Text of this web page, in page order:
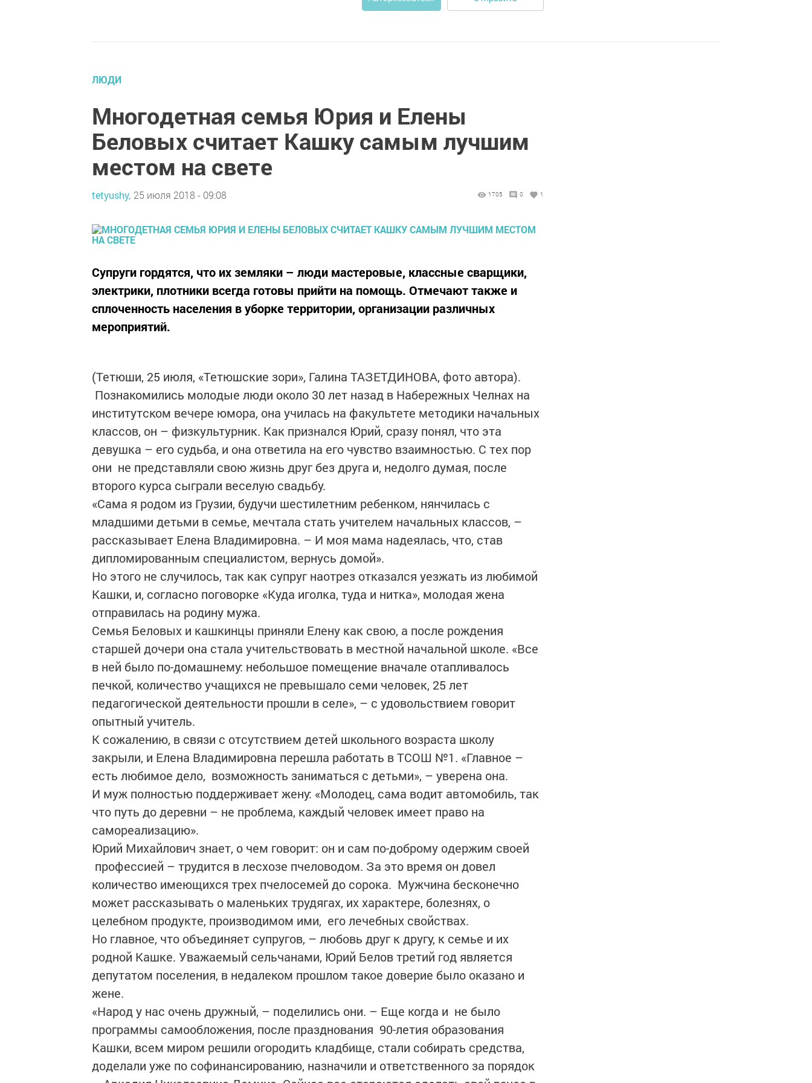
ЛЮДИ
Многодетная семья Юрия и Елены
Беловых считает Кашку самым лучшим
местом на свете
tetyushy, 25 июля 2018 - 09:08 1705 0 1
Супруги гордятся, что их земляки – люди мастеровые, классные сварщики,
электрики, плотники всегда готовы прийти на помощь. Отмечают также и
сплоченность населения в уборке территории, организации различных
мероприятий.
(Тетюши, 25 июля, «Тетюшские зори», Галина ТАЗЕТДИНОВА, фото автора).
Познакомились молодые люди около 30 лет назад в Набережных Челнах на
институтском вечере юмора, она училась на факультете методики начальных
классов, он – физкультурник. Как признался Юрий, сразу понял, что эта
девушка – его судьба, и она ответила на его чувство взаимностью. С тех пор
они не представляли свою жизнь друг без друга и, недолго думая, после
второго ­курса сыграли веселую свадьбу.
«Сама я родом из Грузии, будучи шестилетним ребенком, нянчилась с
младшими детьми в семье, мечтала стать учителем начальных классов, –
рассказывает Елена Владимировна. – И моя мама надеялась, что, став
дипломированным специалистом, ­вернусь домой».
Но этого не случилось, так как супруг наотрез отказался уезжать из любимой
Кашки, и, согласно поговорке «Куда иголка, туда и нитка», молодая жена
отправилась на родину мужа.
Семья Беловых и кашкинцы приняли Елену как свою, а после рождения
старшей дочери она стала учительствовать в местной начальной школе. «Все
в ней было по-домашнему: небольшое помещение вначале отап­ливалось
печкой, количество учащихся не превышало семи человек, 25 лет
педагогической деятельности прошли в селе», – с удовольствием говорит
опытный учитель.
К сожалению, в связи с отсутствием детей школьного возраста школу
закрыли, и Елена Владимировна перешла работать в ТСОШ №1. «Главное –
есть любимое дело, возможность заниматься с детьми», – уверена она.
И муж полностью поддерживает жену: «Молодец, сама водит автомобиль, так
что путь до деревни – не проблема, каждый человек имеет право на
самореализацию».
Юрий Михайлович знает, о чем говорит: он и сам по-доброму одержим своей
профессией – трудится в лесхозе пчеловодом. За это время он довел
количество имеющихся трех пчелосемей до сорока. Мужчина бесконечно
может рассказывать о маленьких трудягах, их характере, болезнях, о
целебном продукте, производимом ими, его лечебных свойствах.
Но главное, что объединяет супругов, – любовь друг к другу, к семье и их
родной Кашке. Уважаемый сельчанами, Юрий Белов третий год является
депутатом поселения, в недалеком прошлом такое доверие было оказано и
жене.
«Народ у нас очень дружный, – поделились они. – Еще когда и не было
программы самообложения, после празднования 90-летия образования
Кашки, всем миром решили огородить кладбище, стали собирать средства,
доделали уже по софинансированию, назначили и ответственного за порядок